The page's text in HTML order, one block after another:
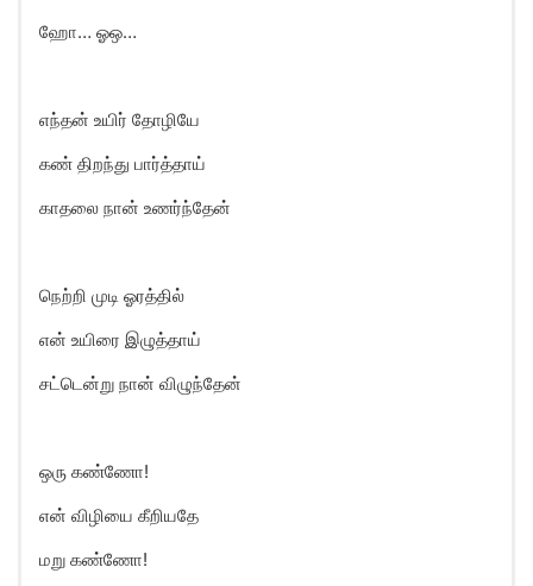
ஹாே… ஓஒ…
எந்தன் உயிர் தோழியே
கண் திறந்து பார்த்தாய்
காதலை நான் உணர்ந்தேன்
நெற்றி முடி ஓரத்தில்
என் உயிரை இழுத்தாய்
சட்டென்று நான் விழுந்தேன்
ஒரு கண்ணோ!
என் விழியை கீறியதே
மறு கண்ணோ!